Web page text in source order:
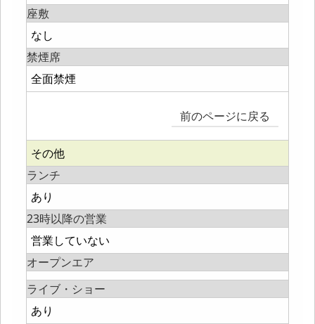
座敷
なし
禁煙席
全面禁煙
前のページに戻る
その他
ランチ
あり
23時以降の営業
営業していない
オープンエア
ライブ・ショー
あり